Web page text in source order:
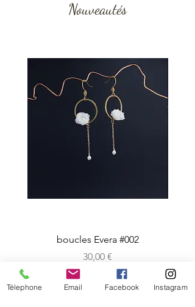
Nouveautés
boucles Evera #002
Prix
30,00 €
Télephone Email Facebook Instagram